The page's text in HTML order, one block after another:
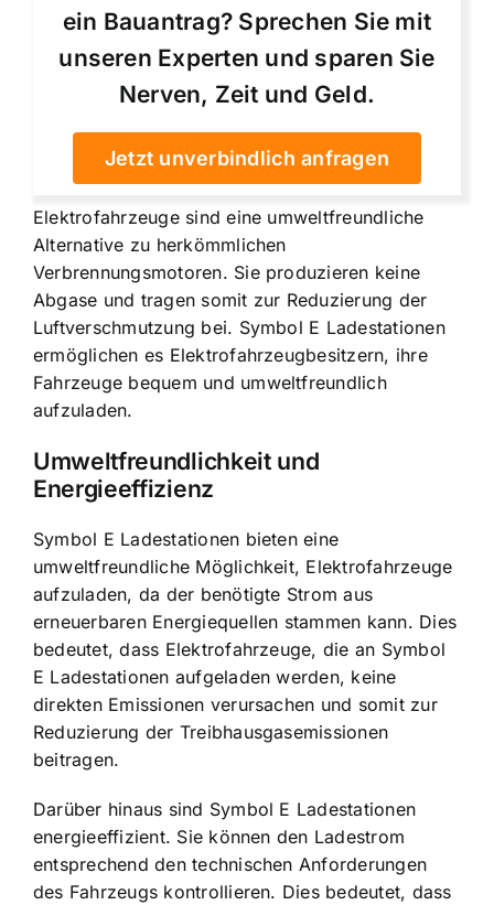
ein Bauantrag? Sprechen Sie mit
unseren Experten und sparen Sie
Nerven, Zeit und Geld.
Jetzt unverbindlich anfragen
Elektrofahrzeuge sind eine umweltfreundliche
Alternative zu herkömmlichen
Verbrennungsmotoren. Sie produzieren keine
Abgase und tragen somit zur Reduzierung der
Luftverschmutzung bei. Symbol E Ladestationen
ermöglichen es Elektrofahrzeugbesitzern, ihre
Fahrzeuge bequem und umweltfreundlich
aufzuladen.
Umweltfreundlichkeit und
Energieeffizienz
Symbol E Ladestationen bieten eine
umweltfreundliche Möglichkeit, Elektrofahrzeuge
aufzuladen, da der benötigte Strom aus
erneuerbaren Energiequellen stammen kann. Dies
bedeutet, dass Elektrofahrzeuge, die an Symbol
E Ladestationen aufgeladen werden, keine
direkten Emissionen verursachen und somit zur
Reduzierung der Treibhausgasemissionen
beitragen.
Darüber hinaus sind Symbol E Ladestationen
energieeffizient. Sie können den Ladestrom
entsprechend den technischen Anforderungen
des Fahrzeugs kontrollieren. Dies bedeutet, dass